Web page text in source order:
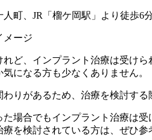
町、JR「榴ケ岡駅」より徒歩6
れど、インプラント治療は受け
になる方も少なくありません。
りがあるため、治療を検討す
場合でもインプラント治療は
を検討されている方は、ぜひ参